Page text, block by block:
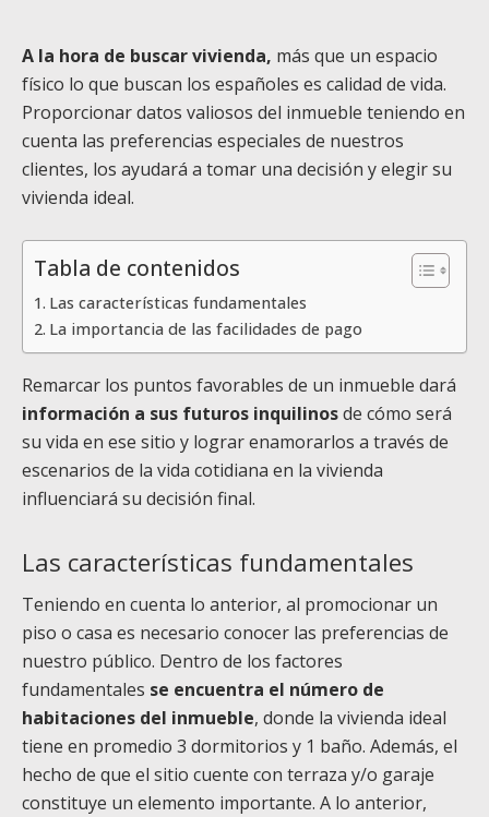
A la hora de buscar vivienda, más que un espacio
físico lo que buscan los españoles es calidad de vida.
Proporcionar datos valiosos del inmueble teniendo en
cuenta las preferencias especiales de nuestros
clientes, los ayudará a tomar una decisión y elegir su
vivienda ideal.
Tabla de contenidos
Las características fundamentales
La importancia de las facilidades de pago
Remarcar los puntos favorables de un inmueble dará
información a sus futuros inquilinosde cómo será
su vida en ese sitio y lograr enamorarlos a través de
escenarios de la vida cotidiana en la vivienda
influenciará su decisión final.
Las características fundamentales
Teniendo en cuenta lo anterior, al promocionar un
piso o casa es necesario conocer las preferencias de
nuestro público. Dentro de los factores
fundamentales se encuentra el número de
habitaciones del inmueble, donde la vivienda ideal
tiene en promedio 3 dormitorios y 1 baño. Además, el
hecho de que el sitio cuente con terraza y/o garaje
constituye un elemento importante. A lo anterior,